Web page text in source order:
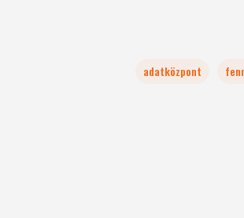
adatközpont